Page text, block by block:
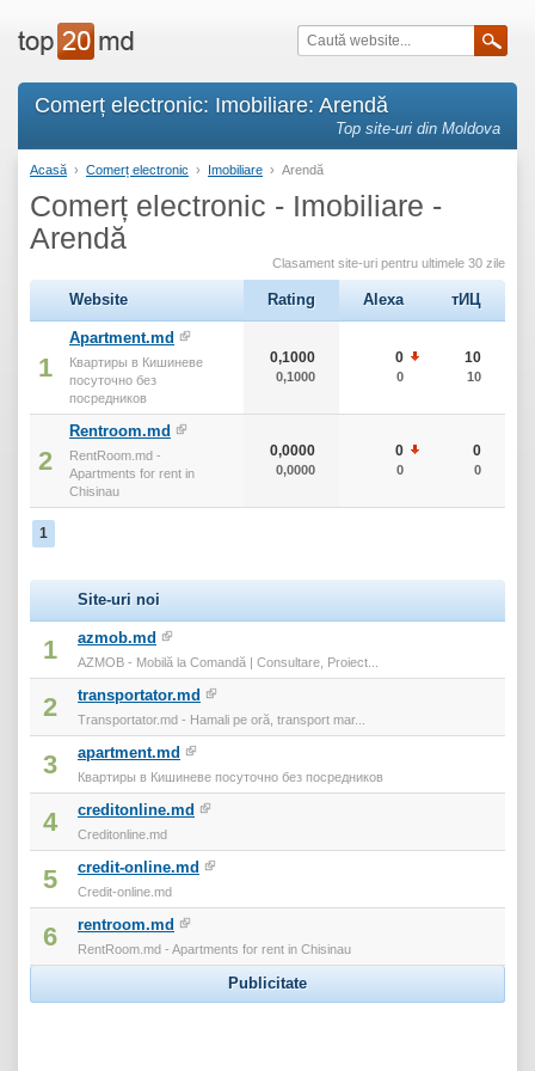
Comerț electronic: Imobiliare: Arendă
Top site-uri din Moldova
Acasă › Comerț electronic › Imobiliare › Arendă
Comerț electronic - Imobiliare -
Arendă
Clasament site-uri pentru ultimele 30 zile
Website Rating Alexa тИЦ
1
Apartment.md
Квартиры в Кишиневе
посуточно без
посредников
0,1000
0,1000
0
0
10
10
2
Rentroom.md
RentRoom.md -
Apartments for rent in
Chisinau
0,0000
0,0000
0
0
0
0
1
Site-uri noi
1 azmob.md
AZMOB - Mobilă la Comandă | Consultare, Proiect...
2 transportator.md
Transportator.md - Hamali pe oră, transport mar...
3 apartment.md
Квартиры в Кишиневе посуточно без посредников
4 creditonline.md
Creditonline.md
5 credit-online.md
Credit-online.md
6 rentroom.md
RentRoom.md - Apartments for rent in Chisinau
Publicitate